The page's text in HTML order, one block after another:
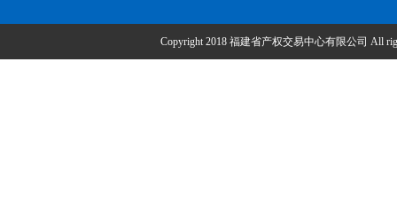
Copyright 2018 福建省产权交易中心有限公司 All